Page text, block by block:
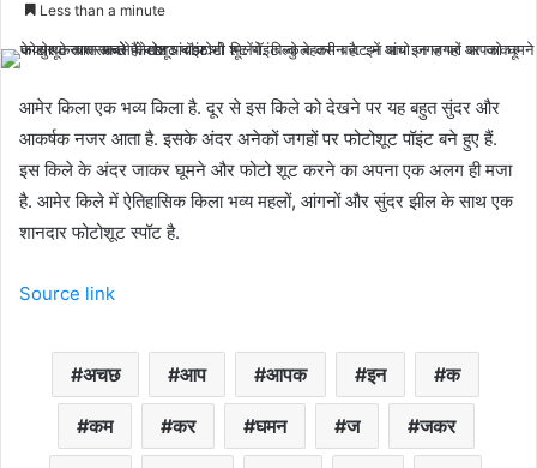
Less than a minute
आमेर किला एक भव्य किला है. दूर से इस किले को देखने पर यह बहुत सुंदर और
आकर्षक नजर आता है. इसके अंदर अनेकों जगहों पर फोटोशूट पॉइंट बने हुए हैं.
इस किले के अंदर जाकर घूमने और फोटो शूट करने का अपना एक अलग ही मजा
है. आमेर किले में ऐतिहासिक किला भव्य महलों, आंगनों और सुंदर झील के साथ एक
शानदार फोटोशूट स्पॉट है.
Source link
अचछ आप आपक इन क
कम कर घमन ज जकर